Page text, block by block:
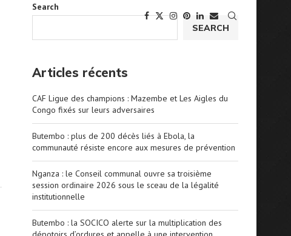
Search
SEARCH
Articles récents
CAF Ligue des champions : Mazembe et Les Aigles du
Congo fixés sur leurs adversaires
Butembo : plus de 200 décès liés à Ebola, la
communauté résiste encore aux mesures de prévention
Nganza : le Conseil communal ouvre sa troisième
session ordinaire 2026 sous le sceau de la légalité
institutionnelle
Butembo : la SOCICO alerte sur la multiplication des